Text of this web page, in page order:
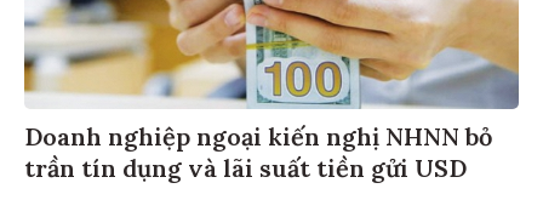
Doanh nghiệp ngoại kiến nghị NHNN bỏ
trần tín dụng và lãi suất tiền gửi USD